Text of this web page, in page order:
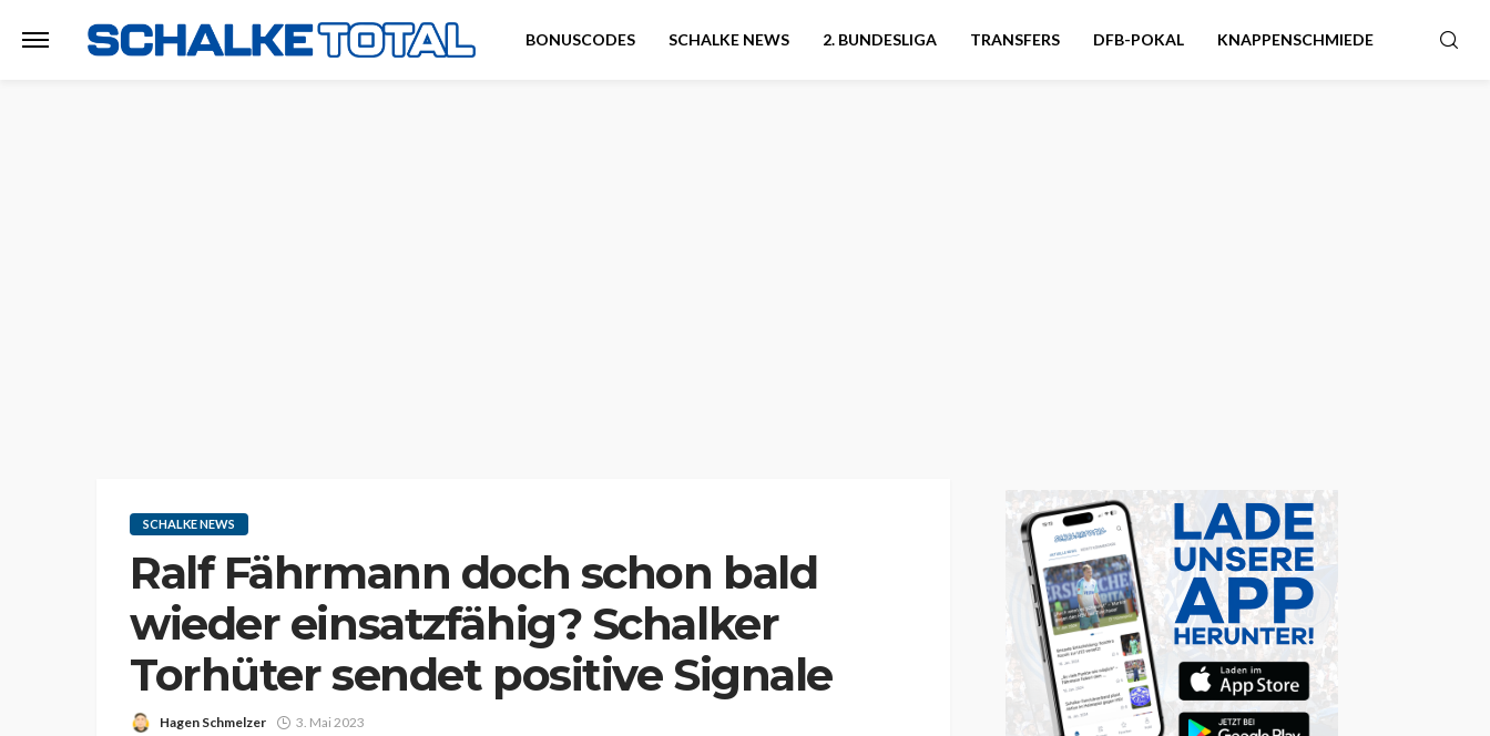
BONUSCODES SCHALKE NEWS 2. BUNDESLIGA TRANSFERS DFB-POKAL KNAPPENSCHMIEDE
SCHALKE NEWS
Ralf Fährmann doch schon bald
wieder einsatzfähig? Schalker
Torhüter sendet positive Signale
Hagen Schmelzer 3. Mai 2023